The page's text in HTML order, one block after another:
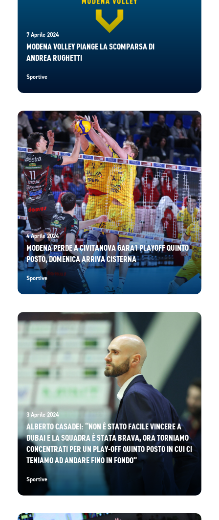
7 Aprile 2024
MODENA VOLLEY PIANGE LA SCOMPARSA DI
ANDREA RUGHETTI
Sportive
4 Aprile 2024
MODENA PERDE A CIVITANOVA GARA1 PLAYOFF QUINTO
POSTO, DOMENICA ARRIVA CISTERNA
Sportive
3 Aprile 2024
ALBERTO CASADEI: “NON È STATO FACILE VINCERE A
DUBAI E LA SQUADRA È STATA BRAVA, ORA TORNIAMO
CONCENTRATI PER UN PLAY-OFF QUINTO POSTO IN CUI CI
TENIAMO AD ANDARE FINO IN FONDO”
Sportive